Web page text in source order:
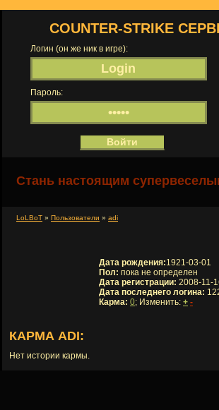
COUNTER-STRIKE
Логин (он же ник в игре):
Пароль:
Стань настоящим
LoLBoT » Пользователи » adi
Дата рождения:1921-03-01
Пол: пока не определен
Дата регистрации: 2008-11-
Дата последнего логина:
Карма: 0; Изменить: + -
КАРМА ADI:
Нет истории кармы.